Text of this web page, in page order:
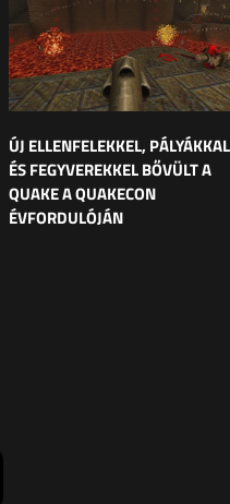
ÚJ ELLENFELEKKEL, PÁLYÁKKAL
ÉS FEGYVEREKKEL BŐVÜLT A
QUAKE A QUAKECON
ÉVFORDULÓJÁN